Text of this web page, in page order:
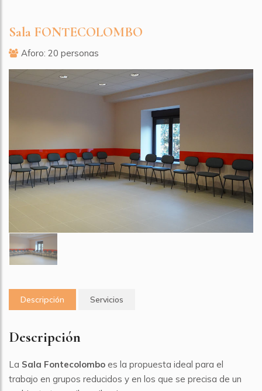
Sala FONTECOLOMBO
Aforo: 20 personas
Descripción Servicios
Descripción
La Sala Fontecolombo es la propuesta ideal para el
trabajo en grupos reducidos y en los que se precisa de un